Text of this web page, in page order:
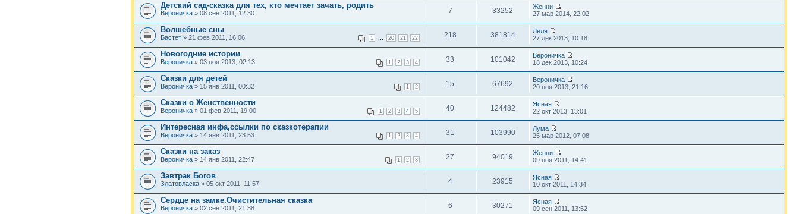
Детский сад-сказка для тех, кто мечтает зачать, родить
Вероничка » 08 сен 2011, 12:30 7 33252
Женни
27 мар 2014, 22:02
Волшебные сны
1 20 21 22
Бастет » 21 фев 2011, 16:06 218 381814
Леля
27 дек 2013, 10:18
Новогодние истории
1 2 3 4
Вероничка » 03 ноя 2013, 02:13 33 101042
Вероничка
18 дек 2013, 10:24
Сказки для детей
1 2
Вероничка » 15 янв 2011, 00:32 15 67692
Вероничка
20 ноя 2013, 21:16
Сказки о Женственности
1 2 3 4 5
Вероничка » 01 фев 2011, 19:00 40 124482
Ясная
22 окт 2013, 13:01
Интересная инфа,ссылки по сказкотерапии
1 2 3 4
Вероничка » 14 янв 2011, 23:53 31 103990
Лума
25 мар 2012, 07:08
Сказки на заказ
1 2 3
Вероничка » 14 янв 2011, 22:47 27 94019
Женни
09 ноя 2011, 14:41
Завтрак Богов
Златовласка » 05 окт 2011, 11:57 4 23915
Ясная
10 окт 2011, 14:34
Сердце на замке.Очистительная сказка
Вероничка » 02 сен 2011, 21:38 6 30271
Ясная
09 сен 2011, 13:52